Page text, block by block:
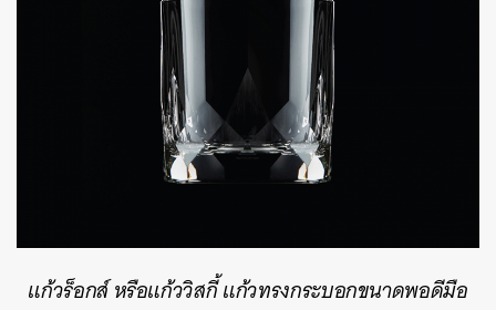
แก้วร็อกส์หรือแก้ววิสกี้แก้วทรงกระบอกขนาดพอดีมือ